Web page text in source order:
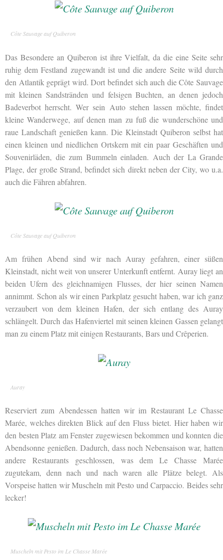
Côte Sauvage auf Quiberon
Das Besondere an Quiberon ist ihre Vielfalt, da die eine Seite sehr
ruhig dem Festland zugewandt ist und die andere Seite wild durch
den Atlantik geprägt wird. Dort befindet sich auch die Côte Sauvage
mit kleinen Sandstränden und felsigen Buchten, an denen jedoch
Badeverbot herrscht. Wer sein Auto stehen lassen möchte, findet
kleine Wanderwege, auf denen man zu fuß die wunderschöne und
raue Landschaft genießen kann. Die Kleinstadt Quiberon selbst hat
einen kleinen und niedlichen Ortskern mit ein paar Geschäften und
Souvenirläden, die zum Bummeln einladen. Auch der La Grande
Plage, der große Strand, befindet sich direkt neben der City, wo u.a.
auch die Fähren abfahren.
Côte Sauvage auf Quiberon
Am frühen Abend sind wir nach Auray gefahren, einer süßen
Kleinstadt, nicht weit von unserer Unterkunft entfernt. Auray liegt an
beiden Ufern des gleichnamigen Flusses, der hier seinen Namen
annimmt. Schon als wir einen Parkplatz gesucht haben, war ich ganz
verzaubert von dem kleinen Hafen, der sich entlang des Auray
schlängelt. Durch das Hafenviertel mit seinen kleinen Gassen gelangt
man zu einem Platz mit einigen Restaurants, Bars und Crêperien.
Auray
Reserviert zum Abendessen hatten wir im Restaurant Le Chasse
Marée, welches direkten Blick auf den Fluss bietet. Hier haben wir
den besten Platz am Fenster zugewiesen bekommen und konnten die
Abendsonne genießen. Dadurch, dass noch Nebensaison war, hatten
andere Restaurants geschlossen, was dem Le Chasse Marée
zugutekam, denn nach und nach waren alle Plätze belegt. Als
Vorspeise hatten wir Muscheln mit Pesto und Carpaccio. Beides sehr
lecker!
Muscheln mit Pesto im Le Chasse Marée